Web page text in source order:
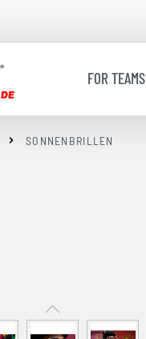
FOR TEAMS
SONNENBRILLEN